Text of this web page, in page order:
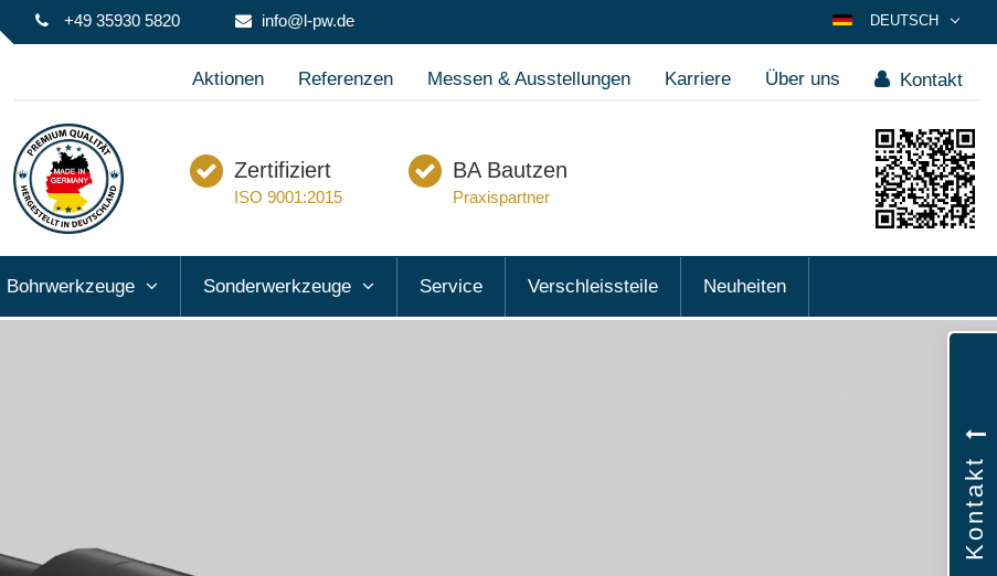
+49 35930 5820 info@l-pw.de DEUTSCH
POLSKI
FRANÇAIS
ITALIANO
عربي
한국어
NEDERLANDS
Aktionen Referenzen Messen & Ausstellungen Karriere Über uns Kontakt
Zertifiziert
ISO 9001:2015
BA Bautzen
Praxispartner
Bohrwerkzeuge Sonderwerkzeuge Service Verschleissteile Neuheiten
Kontakt